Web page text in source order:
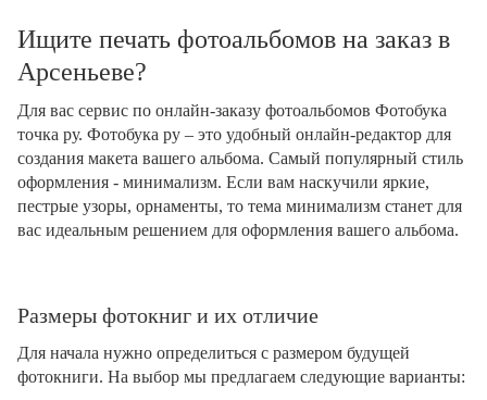
Ищите печать фотоальбомов на заказ в
Арсеньеве?
Для вас сервис по онлайн-заказу фотоальбомов Фотобука
точка ру. Фотобука ру – это удобный онлайн-редактор для
создания макета вашего альбома. Самый популярный стиль
оформления - минимализм. Если вам наскучили яркие,
пестрые узоры, орнаменты, то тема минимализм станет для
вас идеальным решением для оформления вашего альбома.
Размеры фотокниг и их отличие
Для начала нужно определиться с размером будущей
фотокниги. На выбор мы предлагаем следующие варианты: